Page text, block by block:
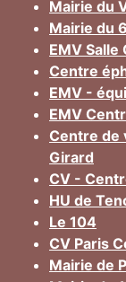
Mairie du
Mairie du
EMV Salle
Centre
EMV -
EMV
Centre de
Girard
CV -
HU de
Le 104
CV Paris
Mairie de